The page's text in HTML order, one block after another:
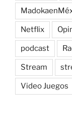
Netflix
podcast
Stream
Video Juegos